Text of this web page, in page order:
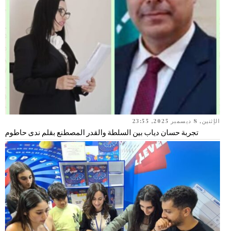
الإثنين, 8 ديسمبر 2025, 23:55
تجربة حسان دياب بين السلطة والقدر المصطنع بقلم ندى حاطوم